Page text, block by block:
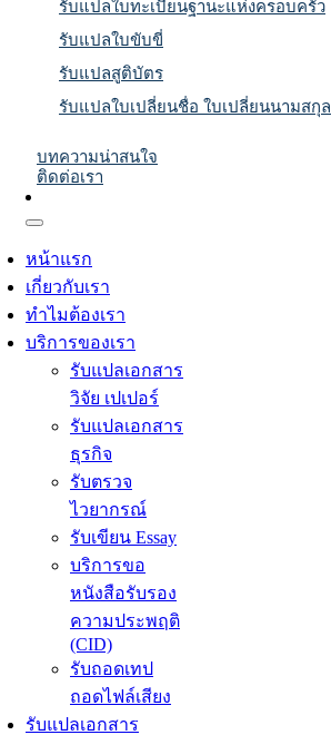
รับแปลใบทะเบียนฐานะแห่งครอบครัว
รับแปลใบขับขี่
รับแปลสูติบัตร
รับแปลใบเปลี่ยนชื่อ ใบเปลี่ยนนามสกุล
บทความน่าสนใจ
ติดต่อเรา
หน้าแรก
เกี่ยวกับเรา
ทำไมต้องเรา
บริการของเรา
รับแปลเอกสาร
วิจัย เปเปอร์
รับแปลเอกสาร
ธุรกิจ
รับตรวจ
ไวยากรณ์
รับเขียน Essay
บริการขอ
หนังสือรับรอง
ความประพฤติ
(CID)
รับถอดเทป
ถอดไฟล์เสียง
รับแปลเอกสาร